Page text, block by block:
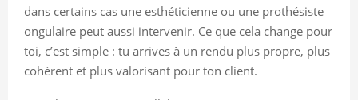
dans certains cas une esthéticienne ou une prothésiste
ongulaire peut aussi intervenir. Ce que cela change pour
toi, c’est simple : tu arrives à un rendu plus propre, plus
cohérent et plus valorisant pour ton client.